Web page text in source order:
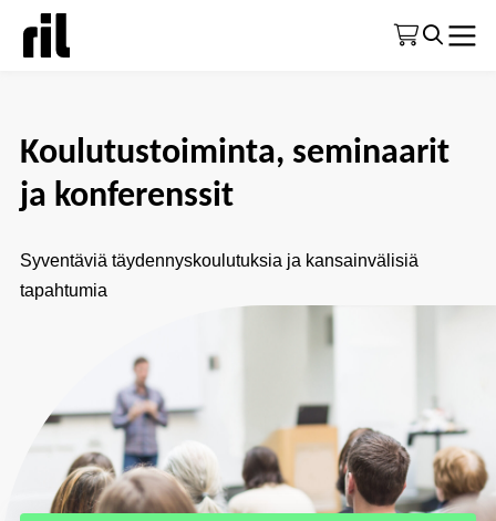
Koulutustoiminta, seminaarit
ja konferenssit
Syventäviä täydennyskoulutuksia ja kansainvälisiä
tapahtumia